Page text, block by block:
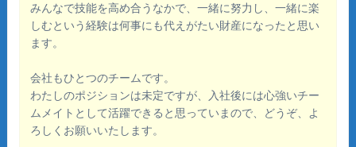
みんなで技能を高め合うなかで、一緒に努力し、一緒に楽
しむという経験は何事にも代えがたい財産になったと思い
ます。
会社もひとつのチームです。
わたしのポジションは未定ですが、入社後には心強いチー
ムメイトとして活躍できると思っていまので、どうぞ、よ
ろしくお願いいたします。